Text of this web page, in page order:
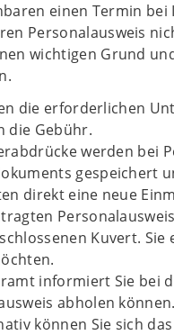
einen Termin
Personalausweis
wichtigen Grund
die erforderlichen
die Gebühr.
werden bei
gespeichert
direkt eine neue
Kuvert.
informiert Sie bei
abholen können.
können Sie sich